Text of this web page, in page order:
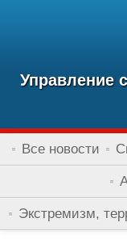
Управление
Все новости
Экстремизм,